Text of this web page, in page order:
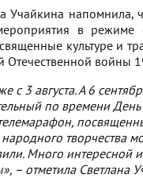
Учайкина напомнила,
в режиме
культуре и
Отечественной войны
3 августа. А 6
по времени
телемарафон,
творчества
Много интересной
– отметила Светлана